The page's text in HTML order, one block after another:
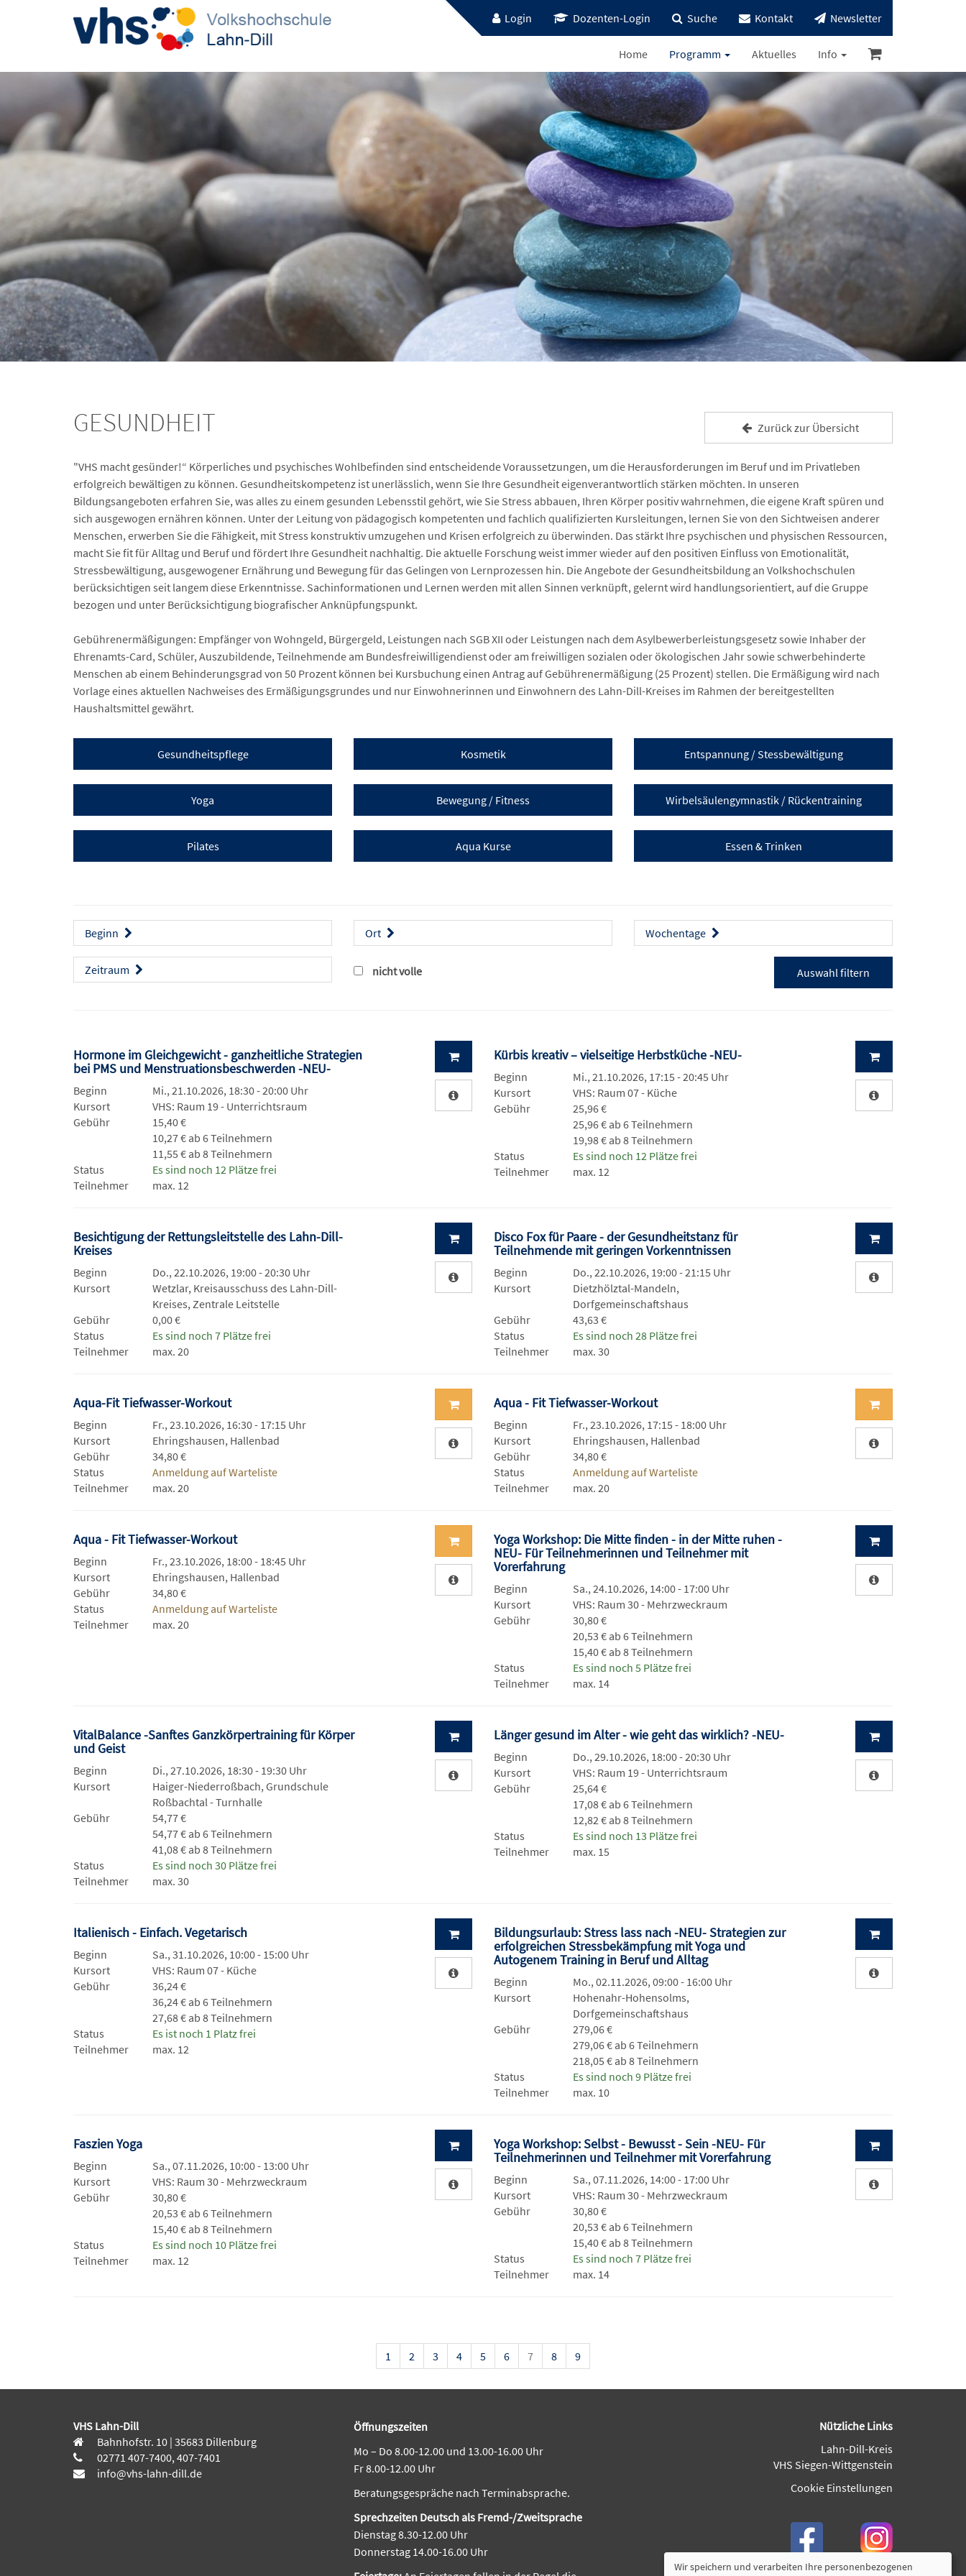
Login Dozenten-Login Suche Kontakt Newsletter
Home Programm Aktuelles Info
GESUNDHEIT Zurück zur Übersicht
"VHS macht gesünder!“ Körperliches und psychisches Wohlbefinden sind entscheidende Voraussetzungen, um die Herausforderungen im Beruf und im Privatleben
erfolgreich bewältigen zu können. Gesundheitskompetenz ist unerlässlich, wenn Sie Ihre Gesundheit eigenverantwortlich stärken möchten. In unseren
Bildungsangeboten erfahren Sie, was alles zu einem gesunden Lebensstil gehört, wie Sie Stress abbauen, Ihren Körper positiv wahrnehmen, die eigene Kraft spüren und
sich ausgewogen ernähren können. Unter der Leitung von pädagogisch kompetenten und fachlich qualifizierten Kursleitungen, lernen Sie von den Sichtweisen anderer
Menschen, erwerben Sie die Fähigkeit, mit Stress konstruktiv umzugehen und Krisen erfolgreich zu überwinden. Das stärkt Ihre psychischen und physischen Ressourcen,
macht Sie fit für Alltag und Beruf und fördert Ihre Gesundheit nachhaltig. Die aktuelle Forschung weist immer wieder auf den positiven Einfluss von Emotionalität,
Stressbewältigung, ausgewogener Ernährung und Bewegung für das Gelingen von Lernprozessen hin. Die Angebote der Gesundheitsbildung an Volkshochschulen
berücksichtigen seit langem diese Erkenntnisse. Sachinformationen und Lernen werden mit allen Sinnen verknüpft, gelernt wird handlungsorientiert, auf die Gruppe
bezogen und unter Berücksichtigung biografischer Anknüpfungspunkt.
Gebührenermäßigungen: Empfänger von Wohngeld, Bürgergeld, Leistungen nach SGB XII oder Leistungen nach dem Asylbewerberleistungsgesetz sowie Inhaber der
Ehrenamts-Card, Schüler, Auszubildende, Teilnehmende am Bundesfreiwilligendienst oder am freiwilligen sozialen oder ökologischen Jahr sowie schwerbehinderte
Menschen ab einem Behinderungsgrad von 50 Prozent können bei Kursbuchung einen Antrag auf Gebührenermäßigung (25 Prozent) stellen. Die Ermäßigung wird nach
Vorlage eines aktuellen Nachweises des Ermäßigungsgrundes und nur Einwohnerinnen und Einwohnern des Lahn-Dill-Kreises im Rahmen der bereitgestellten
Haushaltsmittel gewährt.
Gesundheitspflege Kosmetik Entspannung / Stessbewältigung
Yoga Bewegung / Fitness Wirbelsäulengymnastik / Rückentraining
Pilates Aqua Kurse Essen & Trinken
Beginn Ort Wochentage
Zeitraum nicht volle
Hormone im Gleichgewicht - ganzheitliche Strategien
bei PMS und Menstruationsbeschwerden -NEU-
Beginn
Mi., 21.10.2026, 18:30 - 20:00 Uhr
Kursort
VHS: Raum 19 - Unterrichtsraum
Gebühr
15,40 €
10,27 € ab 6 Teilnehmern
11,55 € ab 8 Teilnehmern
Status
Es sind noch 12 Plätze frei
Teilnehmer
max. 12
Kürbis kreativ – vielseitige Herbstküche -NEU-
Beginn
Mi., 21.10.2026, 17:15 - 20:45 Uhr
Kursort
VHS: Raum 07 - Küche
Gebühr
25,96 €
25,96 € ab 6 Teilnehmern
19,98 € ab 8 Teilnehmern
Status
Es sind noch 12 Plätze frei
Teilnehmer
max. 12
Besichtigung der Rettungsleitstelle des Lahn-Dill-
Kreises
Beginn
Do., 22.10.2026, 19:00 - 20:30 Uhr
Kursort
Wetzlar, Kreisausschuss des Lahn-Dill-
Kreises, Zentrale Leitstelle
Gebühr
0,00 €
Status
Es sind noch 7 Plätze frei
Teilnehmer
max. 20
Disco Fox für Paare - der Gesundheitstanz für
Teilnehmende mit geringen Vorkenntnissen
Beginn
Do., 22.10.2026, 19:00 - 21:15 Uhr
Kursort
Dietzhölztal-Mandeln,
Dorfgemeinschaftshaus
Gebühr
43,63 €
Status
Es sind noch 28 Plätze frei
Teilnehmer
max. 30
Aqua-Fit Tiefwasser-Workout
Beginn
Fr., 23.10.2026, 16:30 - 17:15 Uhr
Kursort
Ehringshausen, Hallenbad
Gebühr
34,80 €
Status
Anmeldung auf Warteliste
Teilnehmer
max. 20
Aqua - Fit Tiefwasser-Workout
Beginn
Fr., 23.10.2026, 17:15 - 18:00 Uhr
Kursort
Ehringshausen, Hallenbad
Gebühr
34,80 €
Status
Anmeldung auf Warteliste
Teilnehmer
max. 20
Aqua - Fit Tiefwasser-Workout
Beginn
Fr., 23.10.2026, 18:00 - 18:45 Uhr
Kursort
Ehringshausen, Hallenbad
Gebühr
34,80 €
Status
Anmeldung auf Warteliste
Teilnehmer
max. 20
Yoga Workshop: Die Mitte finden - in der Mitte ruhen -
NEU- Für Teilnehmerinnen und Teilnehmer mit
Vorerfahrung
Beginn
Sa., 24.10.2026, 14:00 - 17:00 Uhr
Kursort
VHS: Raum 30 - Mehrzweckraum
Gebühr
30,80 €
20,53 € ab 6 Teilnehmern
15,40 € ab 8 Teilnehmern
Status
Es sind noch 5 Plätze frei
Teilnehmer
max. 14
VitalBalance -Sanftes Ganzkörpertraining für Körper
und Geist
Beginn
Di., 27.10.2026, 18:30 - 19:30 Uhr
Kursort
Haiger-Niederroßbach, Grundschule
Roßbachtal - Turnhalle
Gebühr
54,77 €
54,77 € ab 6 Teilnehmern
41,08 € ab 8 Teilnehmern
Status
Es sind noch 30 Plätze frei
Teilnehmer
max. 30
Länger gesund im Alter - wie geht das wirklich? -NEU-
Beginn
Do., 29.10.2026, 18:00 - 20:30 Uhr
Kursort
VHS: Raum 19 - Unterrichtsraum
Gebühr
25,64 €
17,08 € ab 6 Teilnehmern
12,82 € ab 8 Teilnehmern
Status
Es sind noch 13 Plätze frei
Teilnehmer
max. 15
Italienisch - Einfach. Vegetarisch
Beginn
Sa., 31.10.2026, 10:00 - 15:00 Uhr
Kursort
VHS: Raum 07 - Küche
Gebühr
36,24 €
36,24 € ab 6 Teilnehmern
27,68 € ab 8 Teilnehmern
Status
Es ist noch 1 Platz frei
Teilnehmer
max. 12
Bildungsurlaub: Stress lass nach -NEU- Strategien zur
erfolgreichen Stressbekämpfung mit Yoga und
Autogenem Training in Beruf und Alltag
Beginn
Mo., 02.11.2026, 09:00 - 16:00 Uhr
Kursort
Hohenahr-Hohensolms,
Dorfgemeinschaftshaus
Gebühr
279,06 €
279,06 € ab 6 Teilnehmern
218,05 € ab 8 Teilnehmern
Status
Es sind noch 9 Plätze frei
Teilnehmer
max. 10
Faszien Yoga
Beginn
Sa., 07.11.2026, 10:00 - 13:00 Uhr
Kursort
VHS: Raum 30 - Mehrzweckraum
Gebühr
30,80 €
20,53 € ab 6 Teilnehmern
15,40 € ab 8 Teilnehmern
Status
Es sind noch 10 Plätze frei
Teilnehmer
max. 12
Yoga Workshop: Selbst - Bewusst - Sein -NEU- Für
Teilnehmerinnen und Teilnehmer mit Vorerfahrung
Beginn
Sa., 07.11.2026, 14:00 - 17:00 Uhr
Kursort
VHS: Raum 30 - Mehrzweckraum
Gebühr
30,80 €
20,53 € ab 6 Teilnehmern
15,40 € ab 8 Teilnehmern
Status
Es sind noch 7 Plätze frei
Teilnehmer
max. 14
1 2 3 4 5 6 7 8 9
VHS Lahn-Dill
Bahnhofstr. 10 | 35683 Dillenburg
02771 407-7400, 407-7401
info@vhs-lahn-dill.de
Öffnungszeiten
Mo – Do 8.00-12.00 und 13.00-16.00 Uhr
Fr 8.00-12.00 Uhr
Beratungsgespräche nach Terminabsprache.
Sprechzeiten Deutsch als Fremd-/Zweitsprache
Dienstag 8.30-12.00 Uhr
Donnerstag 14.00-16.00 Uhr
Nützliche Links
Lahn-Dill-Kreis
VHS Siegen-Wittgenstein
Cookie Einstellungen
Wir speichern und verarbeiten Ihre personenbezogenen